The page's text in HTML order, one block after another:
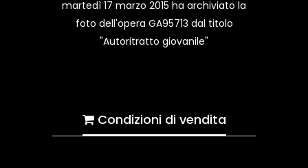
martedì 17 marzo 2015 ha archiviato la
foto dell'opera GA95713 dal titolo
"Autoritratto giovanile"
Condizioni di vendita